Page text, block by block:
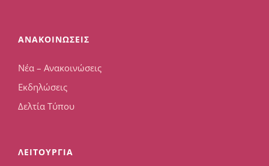
ΑΝΑΚΟΙΝΩΣΕΙΣ
Νέα – Ανακοινώσεις
Εκδηλώσεις
Δελτία Τύπου
ΛΕΙΤΟΥΡΓΙΑ